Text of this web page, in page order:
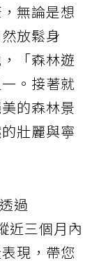
無論是想
放鬆身
「森林遊
。接著就
的森林景
壯麗與寧
過
近三個月內
現，帶您